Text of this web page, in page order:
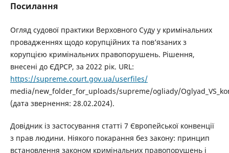
Посилання
Огляд судової практики Верховного Суду у кримінальних
провадженнях щодо корупційних та пов’язаних з
корупцією кримінальних правопорушень. Рішення,
внесені до ЄДРСР, за 2022 рік. URL:
https://supreme.court.gov.ua/userfiles/
media/new_folder_for_uploads/supreme/ogliady/
(дата звернення: 28.02.2024).
Довідник із застосування статті 7 Європейської конвенції
з прав людини. Ніякого покарання без закону: принцип
встановлення законом кримінальних правопорушень і